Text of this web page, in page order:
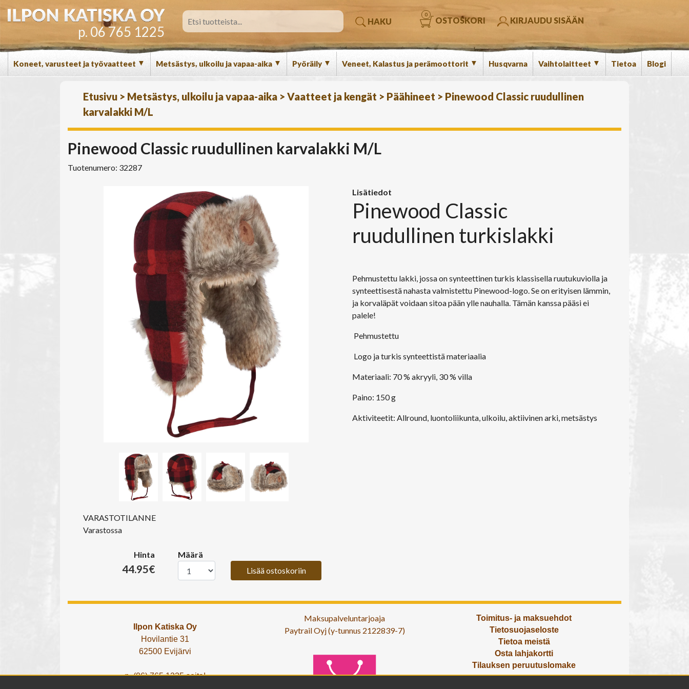
p. 06 765 1225
HAKU OSTOSKORI
0
KIRJAUDU SISÄÄN
Koneet, varusteet ja työvaatteet ▼ Metsästys, ulkoilu ja vapaa-aika ▼ Pyöräily ▼ Veneet, Kalastus ja perämoottorit ▼ Husqvarna Vaihtolaitteet ▼ Tietoa Blogi
Etusivu > Metsästys, ulkoilu ja vapaa-aika > Vaatteet ja kengät > Päähineet > Pinewood Classic ruudullinen
karvalakki M/L
Pinewood Classic ruudullinen karvalakki M/L
Tuotenumero: 32287
VARASTOTILANNE
Varastossa
Hinta
44.95€
Määrä
Lisää ostoskoriin
Lisätiedot
Pinewood Classic
ruudullinen turkislakki
Pehmustettu lakki, jossa on synteettinen turkis klassisella ruutukuviolla ja
synteettisestä nahasta valmistettu Pinewood-logo. Se on erityisen lämmin,
ja korvaläpät voidaan sitoa pään ylle nauhalla. Tämän kanssa pääsi ei
palele!
Pehmustettu
Logo ja turkis synteettistä materiaalia
Materiaali: 70 % akryyli, 30 % villa
Paino: 150 g
Aktiviteetit: Allround, luontoliikunta, ulkoilu, aktiivinen arki, metsästys
Ilpon Katiska Oy
Hovilantie 31
62500 Evijärvi
p. (06) 765 1225 soita!
Maksupalveluntarjoaja
Paytrail Oyj (y-tunnus 2122839-7)
Toimitus- ja maksuehdot
Tietosuojaseloste
Tietoa meistä
Osta lahjakortti
Tilauksen peruutuslomake